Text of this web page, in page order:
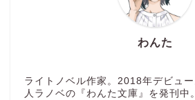
わんた
ライトノベル作家。2018年デビュ
人ラノベの『わんた文庫』を発刊中。